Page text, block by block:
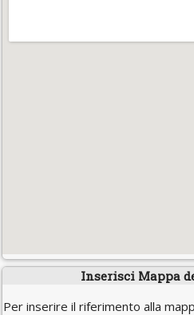
Inserisci Mappa
Per inserire il riferimento alla